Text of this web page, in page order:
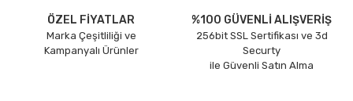
ÖZEL FİYATLAR
Marka Çeşitliliği ve
Kampanyalı Ürünler
%100 GÜVENLİ ALIŞVERİŞ
256bit SSL Sertifikası ve 3d
Securty
ile Güvenli Satın Alma